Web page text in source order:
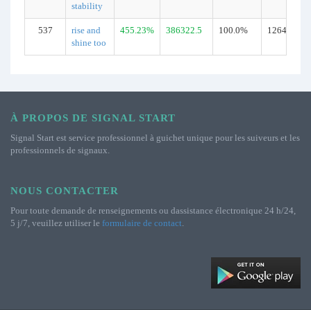
stability
537
rise and
shine too
455.23% 386322.5 100.0% 12644
À PROPOS DE SIGNAL START
Signal Start est service professionnel à guichet unique pour les suiveurs et les
professionnels de signaux.
NOUS CONTACTER
Pour toute demande de renseignements ou dassistance électronique 24 h/24,
5 j/7, veuillez utiliser le formulaire de contact.